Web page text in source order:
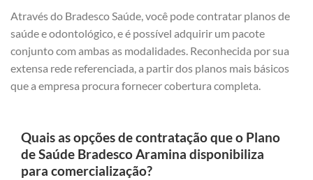
Através do Bradesco Saúde, você pode contratar planos de
saúde e odontológico, e é possível adquirir um pacote
conjunto com ambas as modalidades. Reconhecida por sua
extensa rede referenciada, a partir dos planos mais básicos
que a empresa procura fornecer cobertura completa.
Quais as opções de contratação que o Plano
de Saúde Bradesco Aramina disponibiliza
para comercialização?